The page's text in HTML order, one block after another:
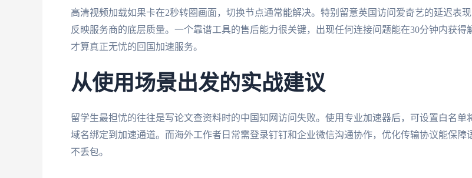
高清视频加载如果卡在2秒转圈画面，切换节点通常能解决。特别留意英国访问爱奇艺的延迟表
反映服务商的底层质量。一个靠谱工具的售后能力很关键，出现任何连接问题能在30分钟内获得
才算真正无忧的回国加速服务。
从使用场景出发的实战建议
留学生最担忧的往往是写论文查资料时的中国知网访问失败。使用专业加速器后，可设置白名单
域名绑定到加速通道。而海外工作者日常需登录钉钉和企业微信沟通协作，优化传输协议能保障
不丢包。